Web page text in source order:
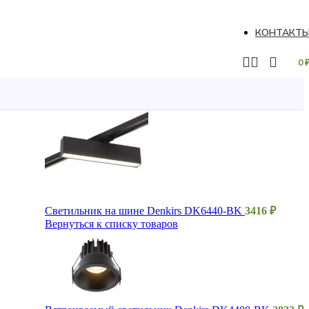
0
Светильник на шине Denkirs DK6440-BK 3416 ₽
Вернуться к списку товаров